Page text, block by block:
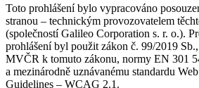
Toto prohlášení bylo vypracováno
stranou – technickým provozovatelem
(společností Galileo Corporation s. r. o.).
prohlášení byl použit zákon č. 99/2019
MVČR k tomuto zákonu, normy EN 301
a mezinárodně uznávanému standardu
Guidelines – WCAG 2.1.